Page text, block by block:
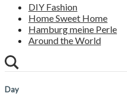
DIY Fashion
Home Sweet Home
Hamburg meine Perle
Around the World
Day